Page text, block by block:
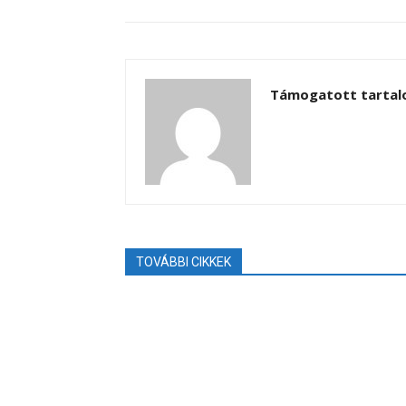
Támogatott
TOVÁBBI CIKKEK